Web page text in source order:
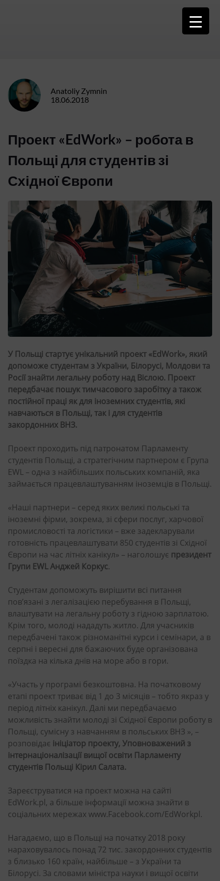
Anatoliy Zymnin
18.06.2018
Проект «EdWork» – робота в
Польщі для студентів зі
Східної Європи
У Польщі стартує унікальний проект «EdWork», який
допоможе студентам з України, Білорусі, Молдови та
Росії знайти легальну роботу над Віслою. Проект
передбачає пошук тимчасового заробітку а також
постійної праці як для іноземних студентів, які
навчаються в Польщі, так і для студентів
закордонних ВНЗ.
Проект проходить під патронатом Парламенту
студентів Польщі, а стратегічним партнером є Група
EWL – одна з найбільших польських компаній, яка
займається працевлаштуванням іноземців в Польщі.
«Наші партнери – серед яких великі польські та
іноземні фірми, зокрема, зі сфери послуг, харчової
промисловості та логістики – вже задекларували
готовність працевлаштувати 850 студентів зі Східної
Європи на час літніх канікул» – наголошує президент
Групи EWL Анджей Коркус.
Студентам допоможуть вирішити всі питання
пов’язані з легалізацією перебування в Польщі,
влаштувати на легальну роботу з гідною зарплатою.
Крім того, молоді нададуть житло. Для учасників
передбачені також різноманітні курси і семінари, а в
серпні і вересні для бажаючих буде організована
поїздка на кілька днів на море або в гори.
«Участь у програмі безкоштовна. На початковому
етапі проект триває від 1 до 3 місяців – тобто якраз у
період літніх канікул. Далі ми передбачаємо
можливість знайти молоді зі Східної Європи роботу в
Польщі, сумісну з навчанням в польських ВНЗ », –
розповідає ініціатор проекту, Уповноважений з
інтернаціоналізації вищої освіти Парламенту
студентів Польщі Кірил Салата.
Зареєструватися на проект можна на сайті
EdWork.pl, а більше інформації можна знайти в
соціальних мережах www.Facebook.com/EdWorkpl.
Нагадаємо, що в Польщі на початку 2018 року
нараховувалось понад 72 тис. закордонних студентів
з близько 160 країн, найбільше – з України та
Білорусі. За словами міністра науки і вищої освіти